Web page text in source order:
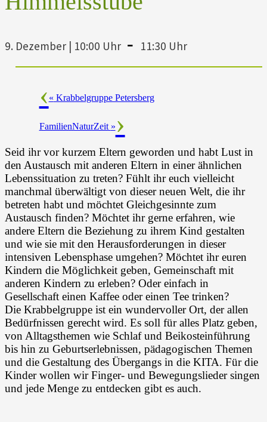
9. Dezember | 10:00 Uhr - 11:30 Uhr
« Krabbelgruppe Petersberg
FamilienNaturZeit »
Seid ihr vor kurzem Eltern geworden und habt Lust in
den Austausch mit anderen Eltern in einer ähnlichen
Lebenssituation zu treten? Fühlt ihr euch vielleicht
manchmal überwältigt von dieser neuen Welt, die ihr
betreten habt und möchtet Gleichgesinnte zum
Austausch finden? Möchtet ihr gerne erfahren, wie
andere Eltern die Beziehung zu ihrem Kind gestalten
und wie sie mit den Herausforderungen in dieser
intensiven Lebensphase umgehen? Möchtet ihr euren
Kindern die Möglichkeit geben, Gemeinschaft mit
anderen Kindern zu erleben? Oder einfach in
Gesellschaft einen Kaffee oder einen Tee trinken?
Die Krabbelgruppe ist ein wundervoller Ort, der allen
Bedürfnissen gerecht wird. Es soll für alles Platz geben,
von Alltagsthemen wie Schlaf und Beikosteinführung
bis hin zu Geburtserlebnissen, pädagogischen Themen
und die Gestaltung des Übergangs in die KITA. Für die
Kinder wollen wir Finger- und Bewegungslieder singen
und jede Menge zu entdecken gibt es auch.